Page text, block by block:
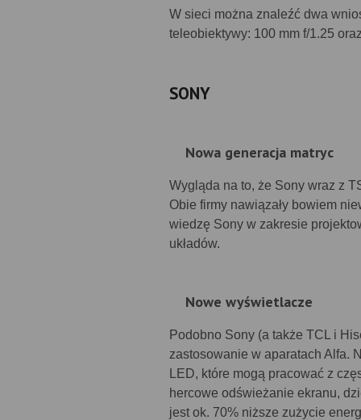
W sieci można znaleźć dwa
teleobiektywy: 100 mm f/1.25
SONY
Nowa generacja matryc
Wygląda na to, że Sony wraz z
Obie firmy nawiązały bowiem
wiedzę Sony w zakresie
układów.
Nowe wyświetlacze
Podobno Sony (a także TCL i
zastosowanie w aparatach Alfa.
LED, które mogą pracować z
hercowe odświeżanie ekranu,
jest ok. 70% niższe zużycie